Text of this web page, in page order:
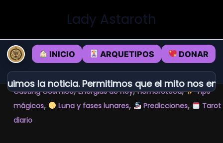
Lady Astaroth
INICIO ARQUETIPOS DONAR
la noticia. Permitimos que el mito nos
Casting Cósmico,Energias de hoy,Hemeroteca,
Tips
mágicos, Luna y fases lunares, Predicciones,
Tarot
diario